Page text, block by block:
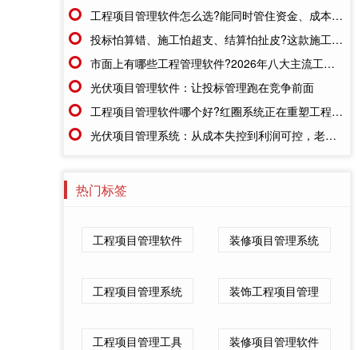
工程项目管理软件怎么选?能同时管住资金、成本、进度的才靠谱
投标怕算错、施工怕超支、结算怕扯皮?这款施工成本管理系统一招全解决
市面上有哪些工程管理软件?2026年八大主流工具深度盘点
光伏项目管理软件：让投标管理跑在竞争前面
工程项目管理软件哪个好?红圈系统正在重塑工程企业的"数字大脑"
光伏项目管理系统：从成本失控到利润可控，老板只需做对一步
热门标签
工程项目管理软件 装修项目管理系统
工程项目管理系统 装饰工程项目管理
工程项目管理工具 装修项目管理软件